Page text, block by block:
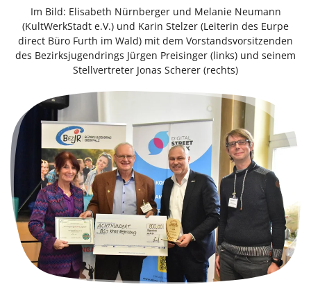
Im Bild: Elisabeth Nürnberger und Melanie Neumann
(KultWerkStadt e.V.) und Karin Stelzer (Leiterin des Eurpe
direct Büro Furth im Wald) mit dem Vorstandsvorsitzenden
des Bezirksjugendrings Jürgen Preisinger (links) und seinem
Stellvertreter Jonas Scherer (rechts)